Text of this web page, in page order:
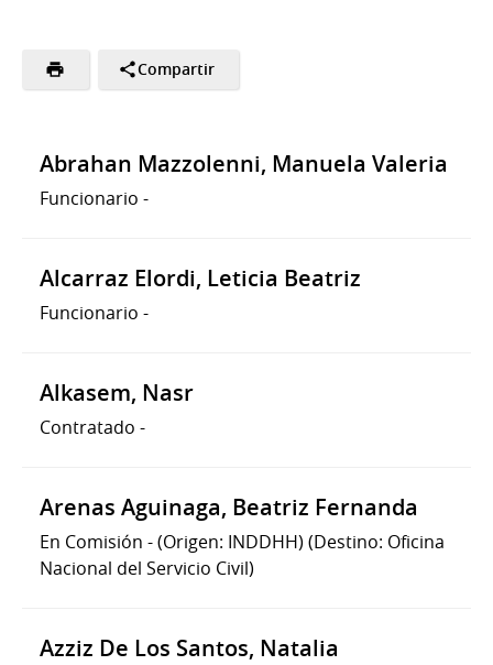
Compartir
Abrahan Mazzolenni, Manuela Valeria
Funcionario -
Alcarraz Elordi, Leticia Beatriz
Funcionario -
Alkasem, Nasr
Contratado -
Arenas Aguinaga, Beatriz Fernanda
En Comisión -(Origen: INDDHH) (Destino: Oficina
Nacional del Servicio Civil)
Azziz De Los Santos, Natalia